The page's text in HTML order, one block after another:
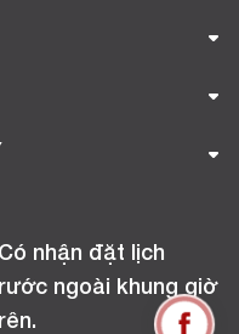
nhận đặt lịch
ngoài khung giờ